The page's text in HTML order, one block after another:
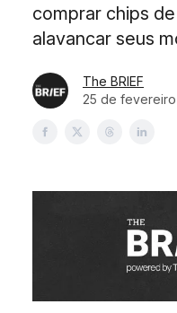
comprar chips
alavancar seus
The BRIEF
25 de